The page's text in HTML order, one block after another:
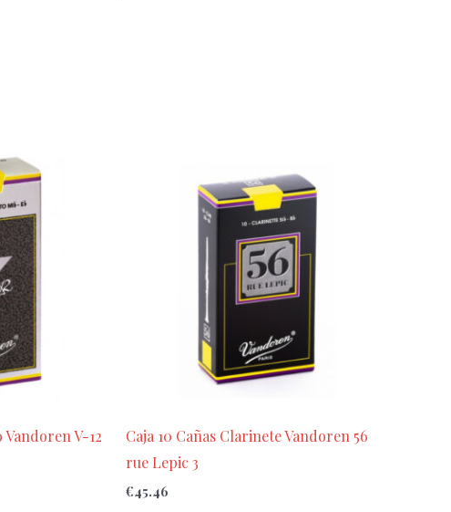
Vandoren V-12
Caja 10 Cañas Clarinete Vandoren 56
rue Lepic 3
€45.46